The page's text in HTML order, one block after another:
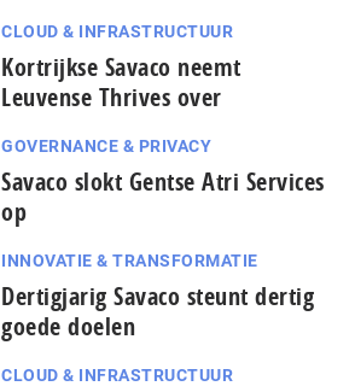
CLOUD & INFRASTRUCTUUR
Kortrijkse Savaco neemt
Leuvense Thrives over
GOVERNANCE & PRIVACY
Savaco slokt Gentse Atri Services
op
INNOVATIE & TRANSFORMATIE
Dertigjarig Savaco steunt dertig
goede doelen
CLOUD & INFRASTRUCTUUR